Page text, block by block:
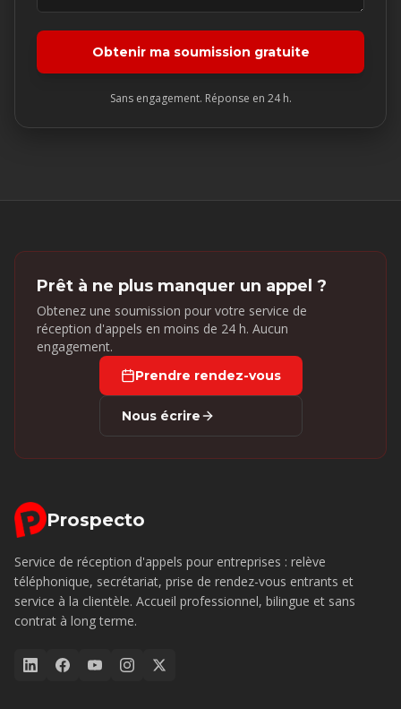
Obtenir ma soumission gratuite
Sans engagement. Réponse en 24 h.
Prêt à ne plus manquer un appel ?
Obtenez une soumission pour votre service de
réception d'appels en moins de 24 h. Aucun
engagement.
Prendre rendez-vous
Nous écrire
Prospecto
Service de réception d'appels pour entreprises : relève
téléphonique, secrétariat, prise de rendez-vous entrants et
service à la clientèle. Accueil professionnel, bilingue et sans
contrat à long terme.